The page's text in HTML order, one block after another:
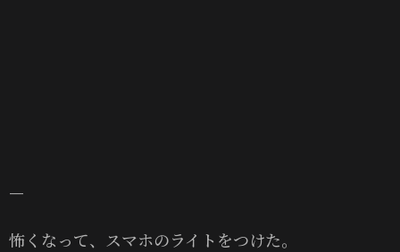
—
怖くなって、スマホのライトをつけた。